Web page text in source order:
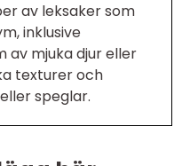
av leksaker som
inklusive
av mjuka djur eller
texturer och
speglar.